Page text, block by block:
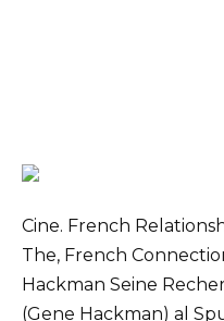
Cine. French
The, French
Hackman Seine
(Gene Hackman) al